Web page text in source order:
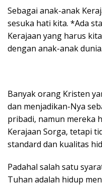
Sebagai anak-anak
sesuka hati kita. *Ada
Kerajaan yang harus
dengan anak-anak dunia.
Banyak orang Kristen
dan menjadikan-Nya
pribadi, namun mereka
Kerajaan Sorga, tetapi
standard dan kualitas
Padahal salah satu
Tuhan adalah hidup